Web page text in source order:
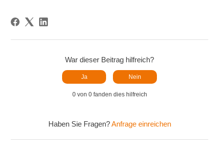
War dieser Beitrag hilfreich?
Ja Nein
0 von 0 fanden dies hilfreich
Haben Sie Fragen?Anfrage einreichen